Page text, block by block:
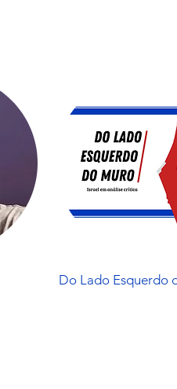
Do Lado Esquerdo